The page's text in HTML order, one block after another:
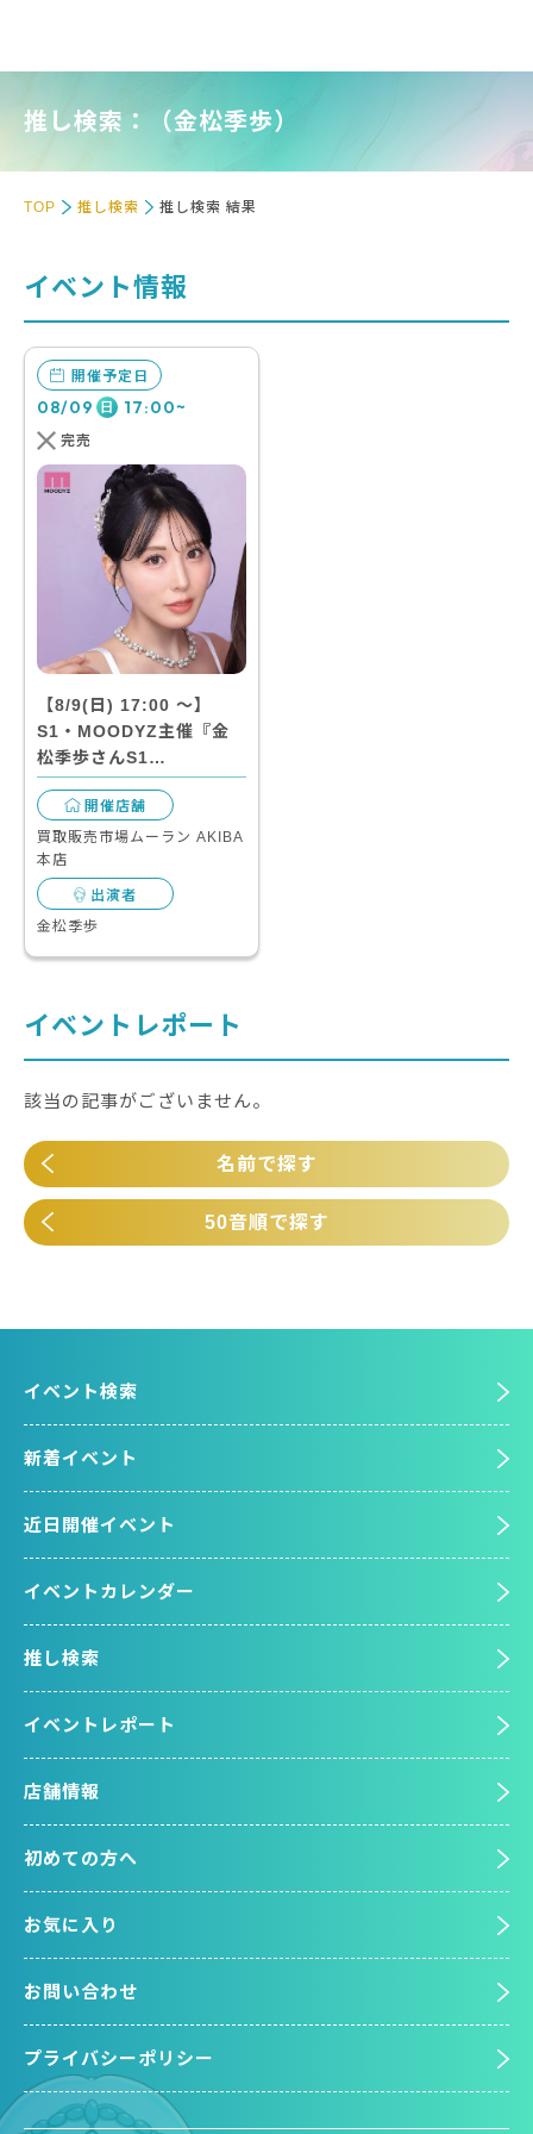
推し検索：（金松季歩）
TOP 推し検索 推し検索 結果
イベント情報
開催予定日
08/09 日 17:00~
完売
【8/9(日) 17:00 〜】
S1・MOODYZ主催『金
松季歩さんS1…
開催店舗
買取販売市場ムーラン AKIBA
本店
出演者
金松季歩
イベントレポート
該当の記事がございません。
名前で探す
50音順で探す
イベント検索
新着イベント
近日開催イベント
イベントカレンダー
推し検索
イベントレポート
店舗情報
初めての方へ
お気に入り
お問い合わせ
プライバシーポリシー